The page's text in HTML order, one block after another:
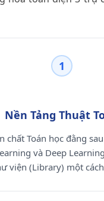
1
Nền Tảng Thuật
chất Toán học đằng
và Deep
viện (Library) một